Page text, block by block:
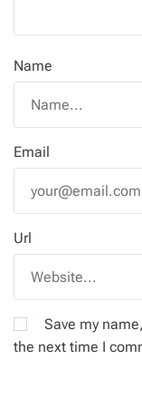
Name
Email
Url
Save my
the next time I